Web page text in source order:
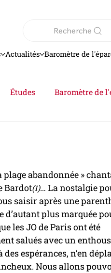
Recherche
Actualités Baromètre de
Études Baromètre de
plage abandonnée »
Bardot(1)… La nostalgie
saisir après une
d’autant plus marquée
les JO de Paris ont été
salués avec un
des espérances, n’en
Nous allons